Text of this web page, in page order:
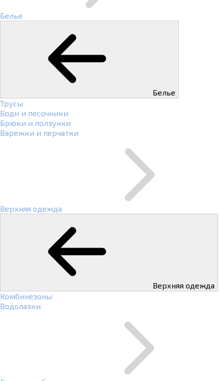
Белье
Белье
Трусы
Боди и песочники
Брюки и ползунки
Варежки и перчатки
Верхняя одежда
Верхняя одежда
Комбинезоны
Водолазки